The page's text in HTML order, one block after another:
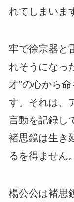
れてしまいま
牢で徐宗器と
れそうになっ
才”の心から
す。それは、
言動を記録し
褚思鏡は生き
るを得ません。
楊公公は褚思